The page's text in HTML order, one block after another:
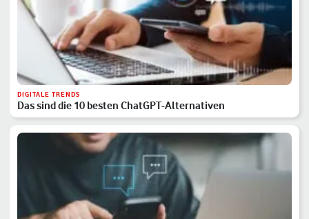
DIGITALE TRENDS
Das sind die 10 besten ChatGPT-Alternativen